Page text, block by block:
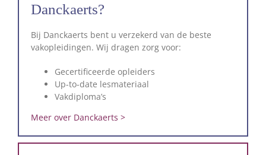
Danckaerts?
Bij Danckaerts bent u verzekerd van de beste
vakopleidingen. Wij dragen zorg voor:
Gecertificeerde opleiders
Up-to-date lesmateriaal
Vakdiploma’s
Meer over Danckaerts >